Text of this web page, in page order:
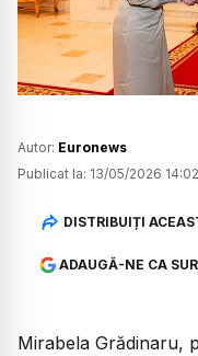
Autor: Euronews
Publicat la: 13/05/2026 14:02
DISTRIBUIȚI
ADAUGĂ-NE CA
Mirabela Grădinaru,